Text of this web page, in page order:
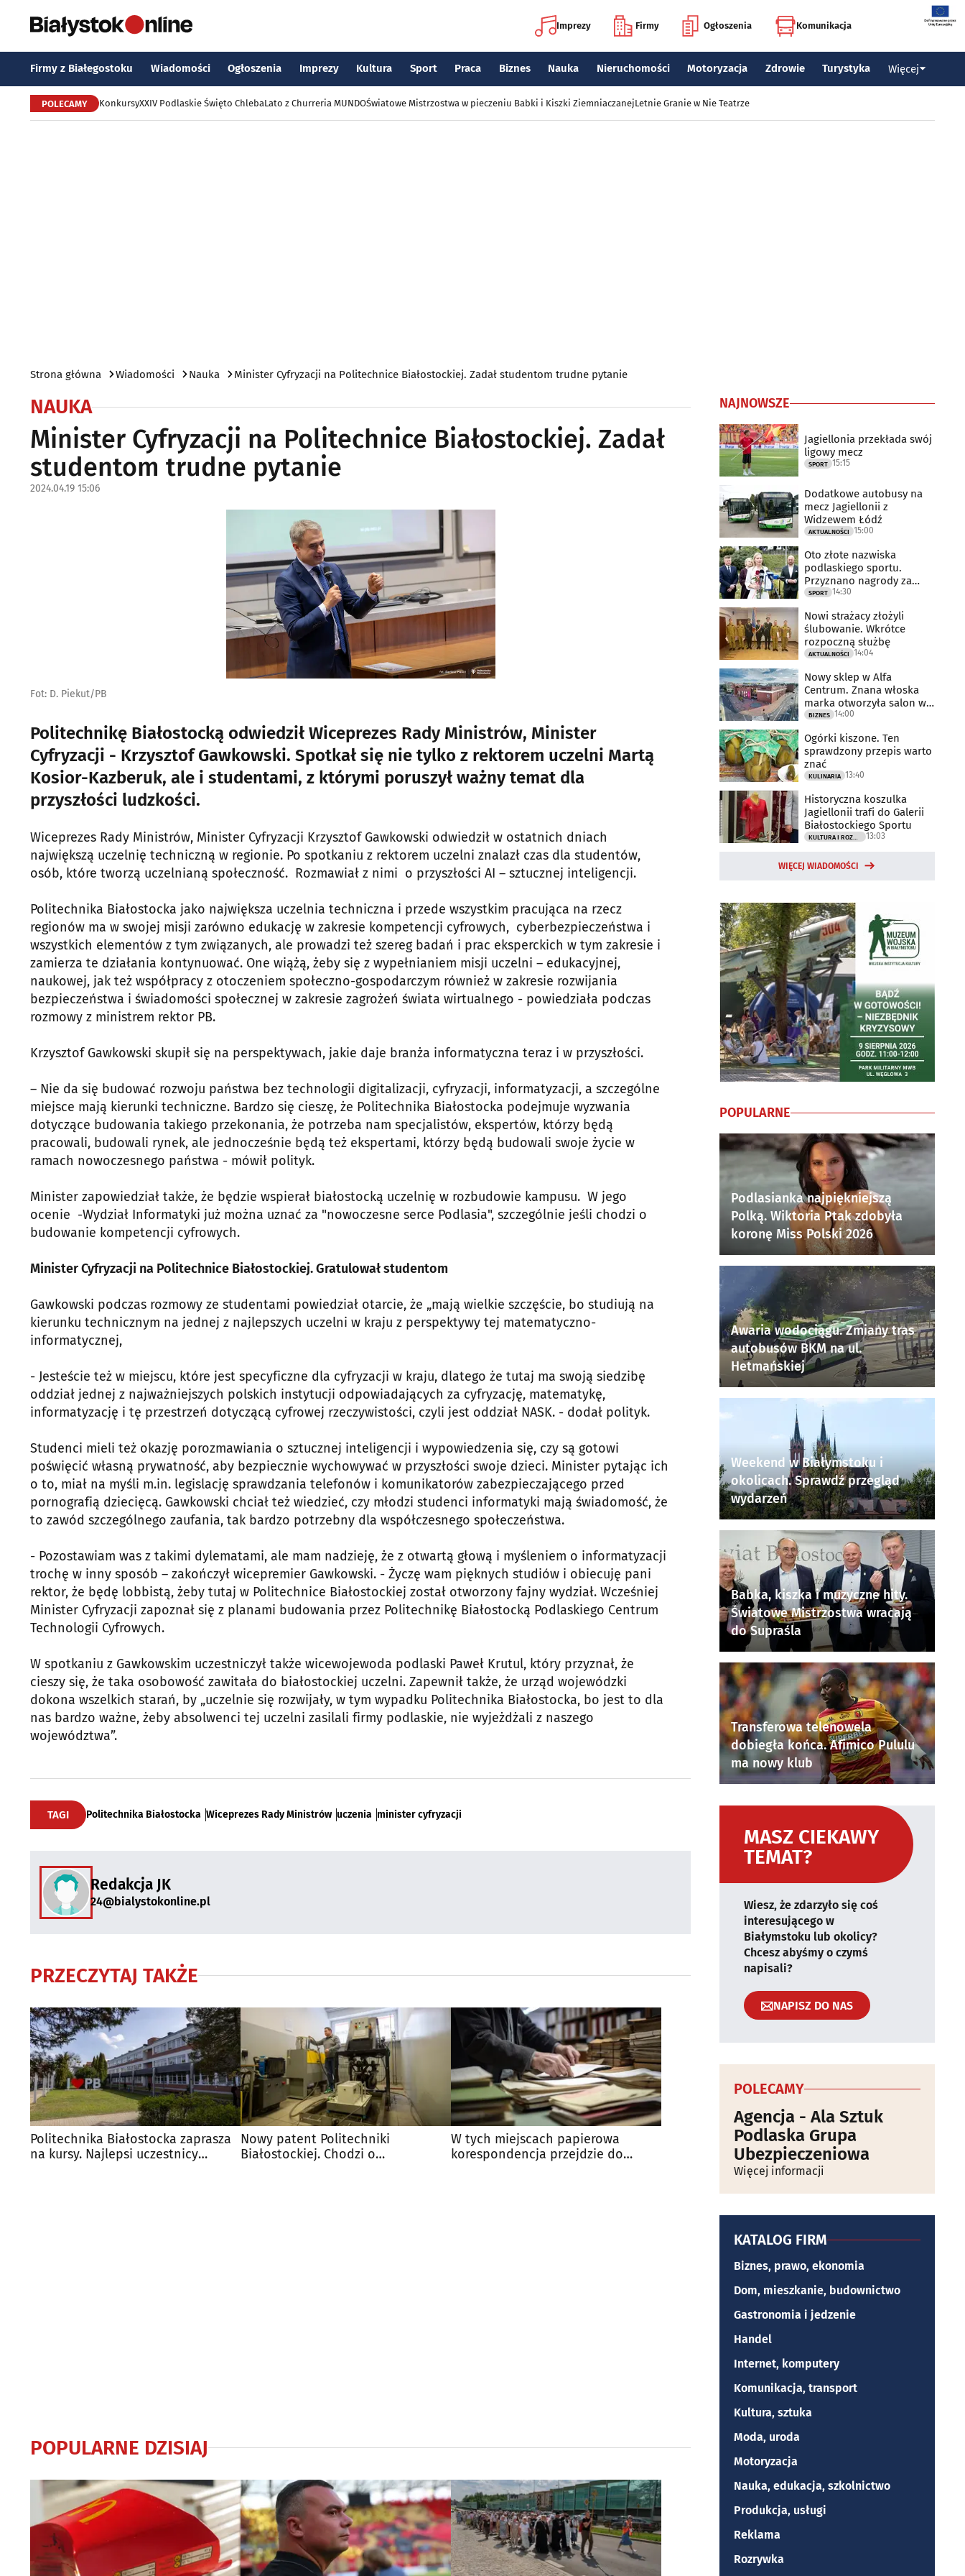
Imprezy Firmy Ogłoszenia Komunikacja
Firmy z Białegostoku Wiadomości Ogłoszenia Imprezy Kultura Sport Praca Biznes Nauka Nieruchomości Motoryzacja Zdrowie Turystyka Więcej
POLECAMY KonkursyXXIV Podlaskie Święto ChlebaLato z Churreria MUNDOŚwiatowe Mistrzostwa w pieczeniu Babki i Kiszki ZiemniaczanejLetnie Granie w Nie Teatrze
Strona główna Wiadomości Nauka Minister Cyfryzacji na Politechnice Białostockiej. Zadał studentom trudne pytanie
NAUKA
Minister Cyfryzacji na Politechnice Białostockiej. Zadał
studentom trudne pytanie
2024.04.19 15:06
Fot: D. Piekut/PB
Politechnikę Białostocką odwiedził Wiceprezes Rady Ministrów, Minister
Cyfryzacji - Krzysztof Gawkowski. Spotkał się nie tylko z rektorem uczelni Martą
Kosior-Kazberuk, ale i studentami, z którymi poruszył ważny temat dla
przyszłości ludzkości.
Wiceprezes Rady Ministrów, Minister Cyfryzacji Krzysztof Gawkowski odwiedził w ostatnich dniach
największą uczelnię techniczną w regionie. Po spotkaniu z rektorem uczelni znalazł czas dla studentów,
osób, które tworzą uczelnianą społeczność. Rozmawiał z nimi o przyszłości AI – sztucznej inteligencji.
Politechnika Białostocka jako największa uczelnia techniczna i przede wszystkim pracująca na rzecz
regionów ma w swojej misji zarówno edukację w zakresie kompetencji cyfrowych, cyberbezpieczeństwa i
wszystkich elementów z tym związanych, ale prowadzi też szereg badań i prac eksperckich w tym zakresie i
zamierza te działania kontynuować. One wiążą, żeby się z wypełnianiem misji uczelni – edukacyjnej,
naukowej, jak też współpracy z otoczeniem społeczno-gospodarczym również w zakresie rozwijania
bezpieczeństwa i świadomości społecznej w zakresie zagrożeń świata wirtualnego - powiedziała podczas
rozmowy z ministrem rektor PB.
Krzysztof Gawkowski skupił się na perspektywach, jakie daje branża informatyczna teraz i w przyszłości.
– Nie da się budować rozwoju państwa bez technologii digitalizacji, cyfryzacji, informatyzacji, a szczególne
miejsce mają kierunki techniczne. Bardzo się cieszę, że Politechnika Białostocka podejmuje wyzwania
dotyczące budowania takiego przekonania, że potrzeba nam specjalistów, ekspertów, którzy będą
pracowali, budowali rynek, ale jednocześnie będą też ekspertami, którzy będą budowali swoje życie w
ramach nowoczesnego państwa - mówił polityk.
Minister zapowiedział także, że będzie wspierał białostocką uczelnię w rozbudowie kampusu. W jego
ocenie -Wydział Informatyki już można uznać za "nowoczesne serce Podlasia", szczególnie jeśli chodzi o
budowanie kompetencji cyfrowych.
Minister Cyfryzacji na Politechnice Białostockiej. Gratulował studentom
Gawkowski podczas rozmowy ze studentami powiedział otarcie, że „mają wielkie szczęście, bo studiują na
kierunku technicznym na jednej z najlepszych uczelni w kraju z perspektywy tej matematyczno-
informatycznej,
- Jesteście też w miejscu, które jest specyficzne dla cyfryzacji w kraju, dlatego że tutaj ma swoją siedzibę
oddział jednej z najważniejszych polskich instytucji odpowiadających za cyfryzację, matematykę,
informatyzację i tę przestrzeń dotyczącą cyfrowej rzeczywistości, czyli jest oddział NASK. - dodał polityk.
Studenci mieli też okazję porozmawiania o sztucznej inteligencji i wypowiedzenia się, czy są gotowi
poświęcić własną prywatność, aby bezpiecznie wychowywać w przyszłości swoje dzieci. Minister pytając ich
o to, miał na myśli m.in. legislację sprawdzania telefonów i komunikatorów zabezpieczającego przed
pornografią dziecięcą. Gawkowski chciał też wiedzieć, czy młodzi studenci informatyki mają świadomość, że
to zawód szczególnego zaufania, tak bardzo potrzebny dla współczesnego społeczeństwa.
- Pozostawiam was z takimi dylematami, ale mam nadzieję, że z otwartą głową i myśleniem o informatyzacji
trochę w inny sposób – zakończył wicepremier Gawkowski. - Życzę wam pięknych studiów i obiecuję pani
rektor, że będę lobbistą, żeby tutaj w Politechnice Białostockiej został otworzony fajny wydział. Wcześniej
Minister Cyfryzacji zapoznał się z planami budowania przez Politechnikę Białostocką Podlaskiego Centrum
Technologii Cyfrowych.
W spotkaniu z Gawkowskim uczestniczył także wicewojewoda podlaski Paweł Krutul, który przyznał, że
cieszy się, że taka osobowość zawitała do białostockiej uczelni. Zapewnił także, że urząd wojewódzki
dokona wszelkich starań, by „uczelnie się rozwijały, w tym wypadku Politechnika Białostocka, bo jest to dla
nas bardzo ważne, żeby absolwenci tej uczelni zasilali firmy podlaskie, nie wyjeżdżali z naszego
województwa”.
TAGI Politechnika Białostocka Wiceprezes Rady Ministrów uczenia minister cyfryzacji
Redakcja JK
24@bialystokonline.pl
PRZECZYTAJ TAKŻE
Politechnika Białostocka zaprasza
na kursy. Najlepsi uczestnicy
Nowy patent Politechniki
Białostockiej. Chodzi o
W tych miejscach papierowa
korespondencja przejdzie do
POPULARNE DZISIAJ
NAJNOWSZE
Jagiellonia przekłada swój
ligowy mecz
SPORT 15:15
Dodatkowe autobusy na
mecz Jagiellonii z
Widzewem Łódź
AKTUALNOŚCI 15:00
Oto złote nazwiska
podlaskiego sportu.
Przyznano nagrody za
2025 rok
SPORT 14:30
Nowi strażacy złożyli
ślubowanie. Wkrótce
rozpoczną służbę
AKTUALNOŚCI 14:04
Nowy sklep w Alfa
Centrum. Znana włoska
marka otworzyła salon w
Białymstoku
BIZNES 14:00
Ogórki kiszone. Ten
sprawdzony przepis warto
znać
KULINARIA 13:40
Historyczna koszulka
Jagiellonii trafi do Galerii
Białostockiego Sportu
13:03
WIĘCEJ WIADOMOŚCI
POPULARNE
Podlasianka najpiękniejszą
Polką. Wiktoria Ptak zdobyła
koronę Miss Polski 2026
Awaria wodociągu. Zmiany tras
autobusów BKM na ul.
Hetmańskiej
Weekend w Białymstoku i
okolicach. Sprawdź przegląd
wydarzeń
Babka, kiszka i muzyczne hity.
Światowe Mistrzostwa wracają
do Supraśla
Transferowa telenowela
dobiegła końca. Afimico Pululu
ma nowy klub
MASZ CIEKAWY
TEMAT?
Wiesz, że zdarzyło się coś
interesującego w
Białymstoku lub okolicy?
Chcesz abyśmy o czymś
napisali?
NAPISZ DO NAS
POLECAMY
Agencja - Ala Sztuk
Podlaska Grupa
Ubezpieczeniowa
Więcej informacji
KATALOG FIRM
Biznes, prawo, ekonomia
Dom, mieszkanie, budownictwo
Gastronomia i jedzenie
Handel
Internet, komputery
Komunikacja, transport
Kultura, sztuka
Moda, uroda
Motoryzacja
Nauka, edukacja, szkolnictwo
Produkcja, usługi
Reklama
Rozrywka